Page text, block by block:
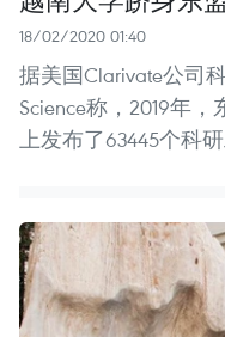
18/02/2020 01:40
据美国Clarivate公司
Science称，2019年
上发布了63445个科研